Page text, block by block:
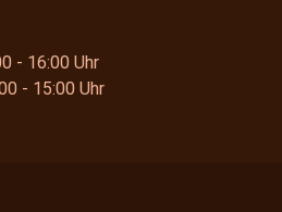
- 16:00 Uhr
Uhr